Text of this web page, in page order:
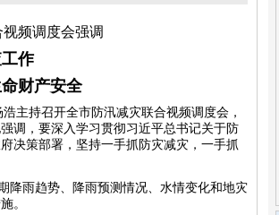
频调度会强调
作
财产安全
主持召开全市防汛减灾联合视频调度会，
调，要深入学习贯彻习近平总书记关于防
决策部署，坚持一手抓防灾减灾，一手抓
降雨趋势、降雨预测情况、水情变化和地灾
。